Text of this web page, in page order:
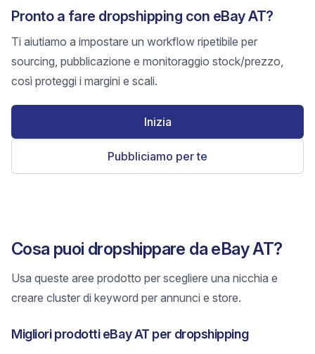
Pronto a fare dropshipping con eBay AT?
Ti aiutiamo a impostare un workflow ripetibile per
sourcing, pubblicazione e monitoraggio stock/prezzo,
così proteggi i margini e scali.
Inizia
Pubbliciamo per te
Cosa puoi dropshippare da eBay AT?
Usa queste aree prodotto per scegliere una nicchia e
creare cluster di keyword per annunci e store.
Migliori prodotti eBay AT per dropshipping